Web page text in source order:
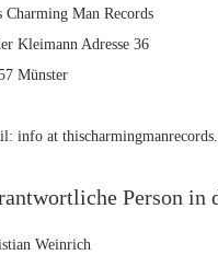
Charming Man Records
Kleimann Adresse 36
Münster
info at
Person in
Weinrich